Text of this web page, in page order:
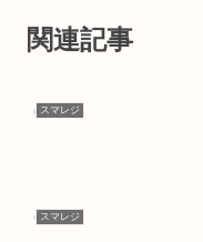
関連記事
スマレジ
スマレジ